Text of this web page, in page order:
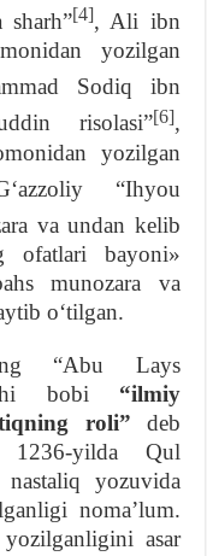
[4], Ali ibn
yozilgan
Sodiq ibn
risolasi”[6],
yozilgan
“Ihyou
va undan kelib
ofatlari bayoni»
munozara va
o‘tilgan.
“Abu Lays
bobi “ilmiy
roli” deb
yilda Qul
yozuvida
noma’lum.
asar